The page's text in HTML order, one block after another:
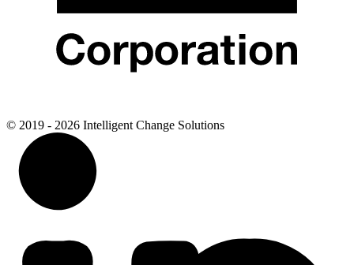
© 2019 - 2026 Intelligent Change Solutions